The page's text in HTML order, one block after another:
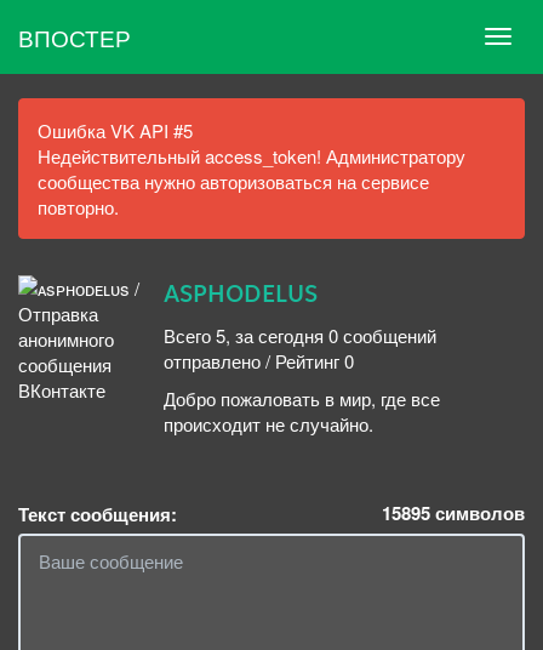
ВПОСТЕР
Ошибка VK API #5
Недействительный access_token! Администратору
сообщества нужно авторизоваться на сервисе
повторно.
ᴀsᴘʜᴏᴅᴇʟᴜs
Всего 5, за сегодня 0 сообщений
отправлено / Рейтинг 0
Добро пожаловать в мир, где все
происходит не случайно.
Текст сообщения: 15895символов